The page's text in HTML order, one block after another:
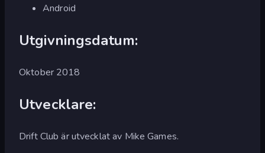
Android
Utgivningsdatum:
Oktober 2018
Utvecklare:
Drift Club är utvecklat av Mike Games.